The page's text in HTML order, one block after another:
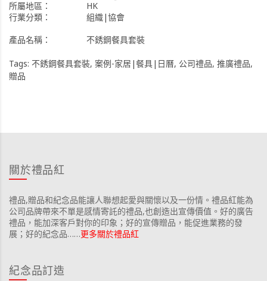
所屬地區：
HK
行業分類：
組織|協會
產品名稱：
不銹鋼餐具套裝
Tags: 不銹鋼餐具套裝, 案例-家居|餐具|日曆, 公司禮品, 推廣禮品,
贈品
關於禮品紅
禮品,贈品和紀念品能讓人聯想起愛與關懷以及一份情。禮品紅能為
公司品牌帶來不單是感情寄託的禮品,也創造出宣傳價值。好的廣告
禮品，能加深客戶對你的印象；好的宣傳贈品，能促進業務的發
展；好的紀念品……更多關於禮品紅
紀念品訂造